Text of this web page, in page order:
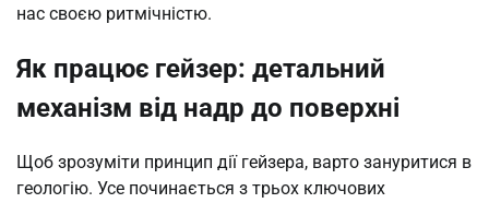
нас своєю ритмічністю.
Як працює гейзер: детальний
механізм від надр до поверхні
Щоб зрозуміти принцип дії гейзера, варто зануритися в
геологію. Усе починається з трьох ключових